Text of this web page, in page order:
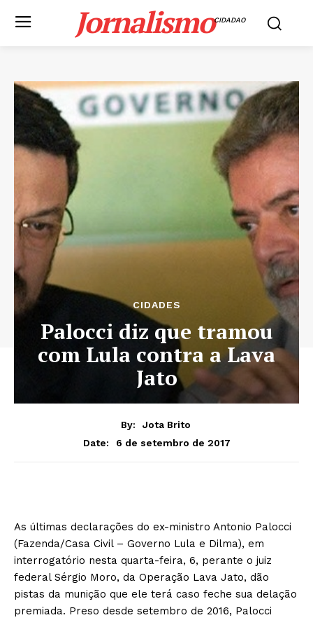
JornalismoCIDADAO
CIDADES
Palocci diz que tramou
com Lula contra a Lava
Jato
By:
Jota Brito
Date:
6 de setembro de 2017
As últimas declarações do ex-ministro Antonio Palocci
(Fazenda/Casa Civil – Governo Lula e Dilma), em
interrogatório nesta quarta-feira, 6, perante o juiz
federal Sérgio Moro, da Operação Lava Jato, dão
pistas da munição que ele terá caso feche sua delação
premiada. Preso desde setembro de 2016, Palocci